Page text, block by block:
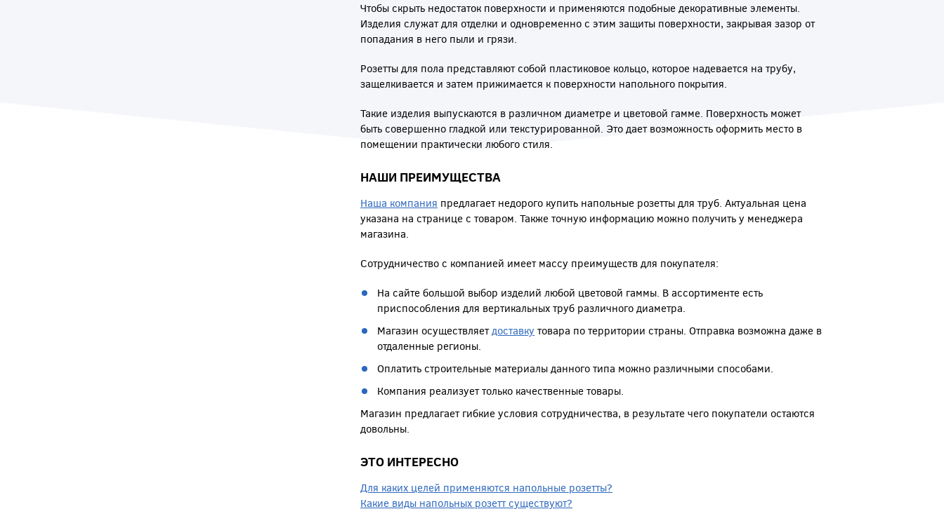
Чтобы скрыть недостаток поверхности и применяются подобные декоративные элементы.
Изделия служат для отделки и одновременно с этим защиты поверхности, закрывая зазор от
попадания в него пыли и грязи.
Розетты для пола представляют собой пластиковое кольцо, которое надевается на трубу,
защелкивается и затем прижимается к поверхности напольного покрытия.
Такие изделия выпускаются в различном диаметре и цветовой гамме. Поверхность может
быть совершенно гладкой или текстурированной. Это дает возможность оформить место в
помещении практически любого стиля.
НАШИ ПРЕИМУЩЕСТВА
Наша компания предлагает недорого купить напольные розетты для труб. Актуальная цена
указана на странице с товаром. Также точную информацию можно получить у менеджера
магазина.
Сотрудничество с компанией имеет массу преимуществ для покупателя:
На сайте большой выбор изделий любой цветовой гаммы. В ассортименте есть
приспособления для вертикальных труб различного диаметра.
Магазин осуществляетдоставку товара по территории страны. Отправка возможна даже в
отдаленные регионы.
Оплатить строительные материалы данного типа можно различными способами.
Компания реализует только качественные товары.
Магазин предлагает гибкие условия сотрудничества, в результате чего покупатели остаются
довольны.
ЭТО ИНТЕРЕСНО
Для каких целей применяются напольные розетты?
Какие виды напольных розетт существуют?